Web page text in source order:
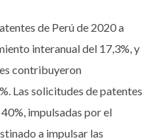
de Perú de 2020 a
interanual del 17,3%, y
contribuyeron
Las solicitudes de patentes
impulsadas por el
a impulsar las